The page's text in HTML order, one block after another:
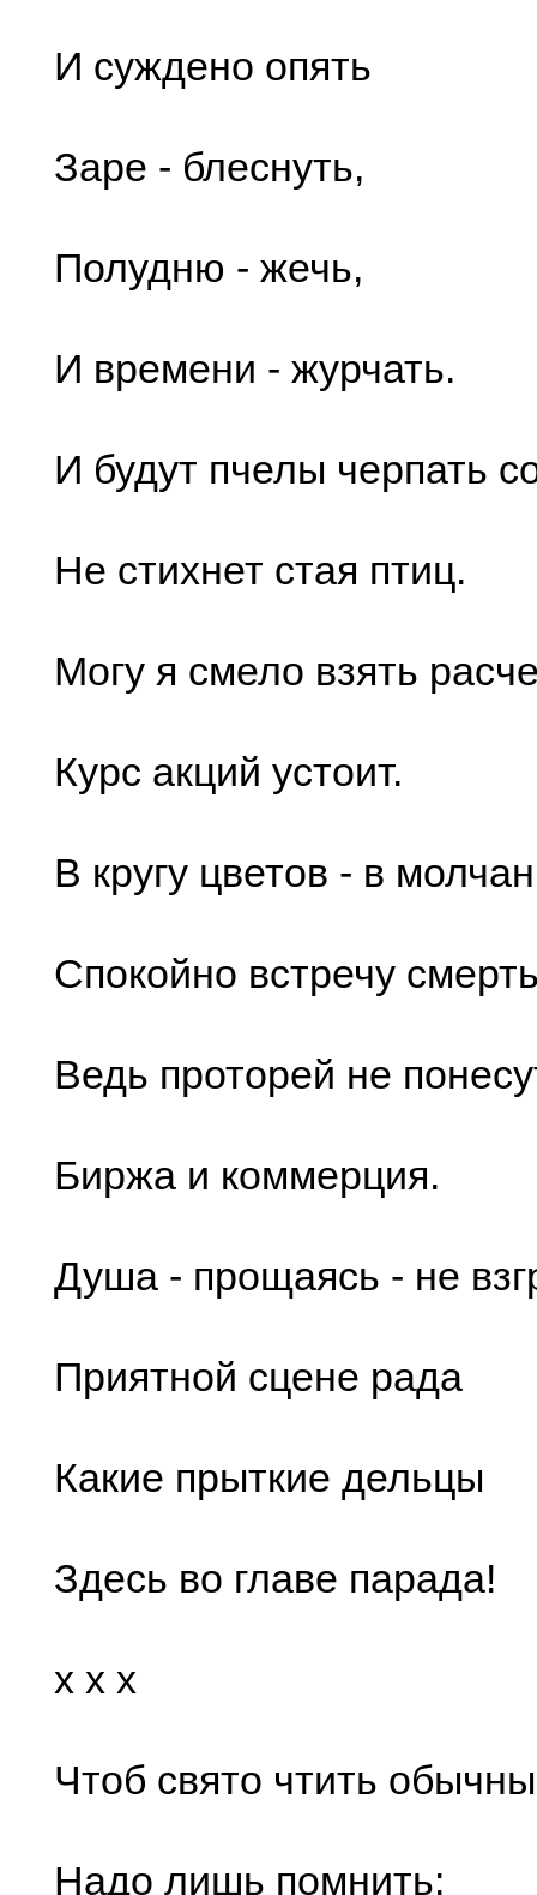
И суждено опять
Заре - блеснуть,
Полудню - жечь,
И времени - журчать.
И будут пчелы черпать
Не стихнет стая птиц.
Могу я смело взять
Курс акций устоит.
В кругу цветов - в
Спокойно встречу
Ведь проторей не
Биржа и коммерция.
Душа - прощаясь - не
Приятной сцене рада
Какие прыткие дельцы
Здесь во главе парада!
x x x
Чтоб свято чтить
Надо лишь помнить: